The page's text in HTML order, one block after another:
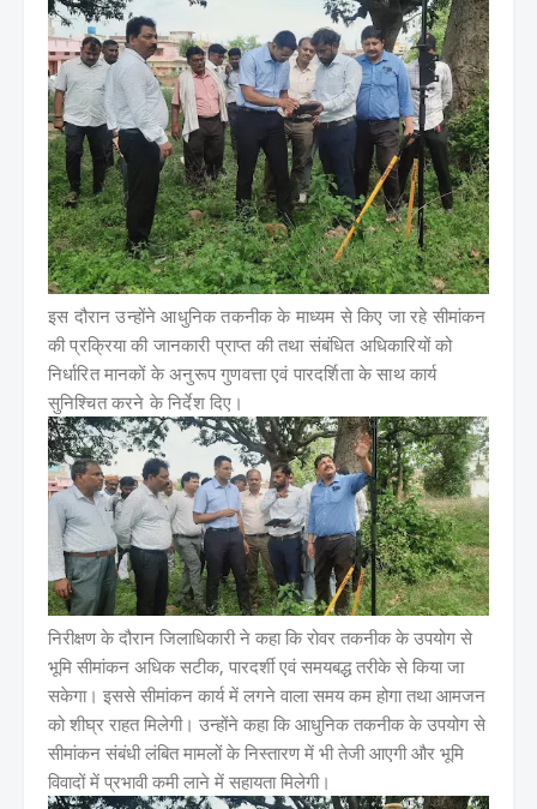
इस दौरान उन्होंने आधुनिक तकनीक के माध्यम से किए जा रहे सीमांकन
की प्रक्रिया की जानकारी प्राप्त की तथा संबंधित अधिकारियों को
निर्धारित मानकों के अनुरूप गुणवत्ता एवं पारदर्शिता के साथ कार्य
सुनिश्चित करने के निर्देश दिए।
निरीक्षण के दौरान जिलाधिकारी ने कहा कि रोवर तकनीक के उपयोग से
भूमि सीमांकन अधिक सटीक, पारदर्शी एवं समयबद्ध तरीके से किया जा
सकेगा। इससे सीमांकन कार्य में लगने वाला समय कम होगा तथा आमजन
को शीघ्र राहत मिलेगी। उन्होंने कहा कि आधुनिक तकनीक के उपयोग से
सीमांकन संबंधी लंबित मामलों के निस्तारण में भी तेजी आएगी और भूमि
विवादों में प्रभावी कमी लाने में सहायता मिलेगी।